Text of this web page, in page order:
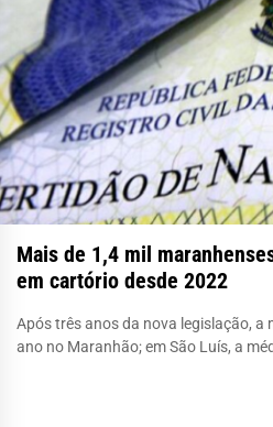
Mais de 1,4 mil
em cartório desde 2022
Após três anos da nova legislação, a
ano no Maranhão; em São Luís, a